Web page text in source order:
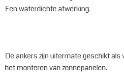
Een waterdichte afwerking.
De ankers zijn uitermate geschikt als
het monteren van zonnepanelen.